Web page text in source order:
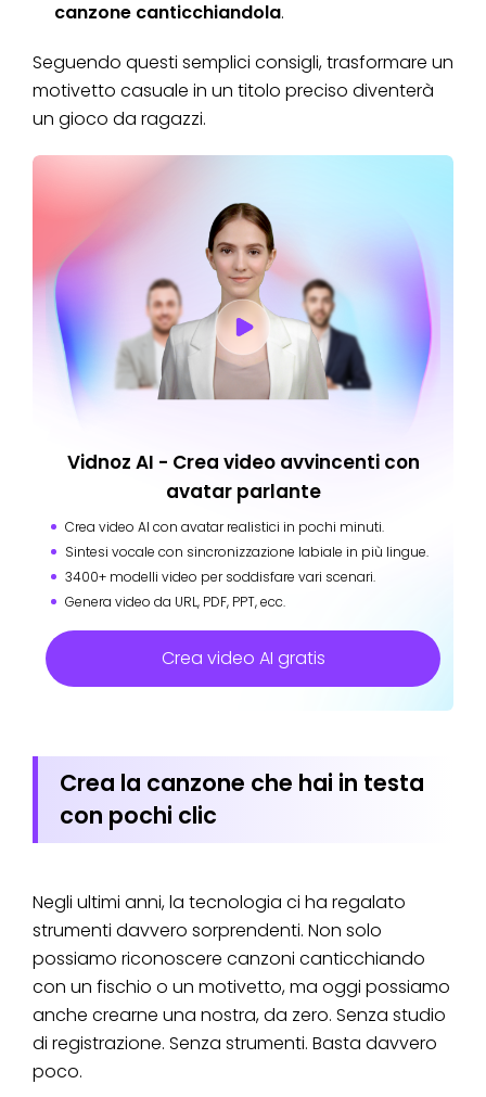
canzone canticchiandola.
Seguendo questi semplici consigli, trasformare un
motivetto casuale in un titolo preciso diventerà
un gioco da ragazzi.
Vidnoz AI - Crea video avvincenti con
avatar parlante
Crea video AI con avatar realistici in pochi minuti.
Sintesi vocale con sincronizzazione labiale in più lingue.
3400+ modelli video per soddisfare vari scenari.
Genera video da URL, PDF, PPT, ecc.
Crea video AI gratis
Crea la canzone che hai in testa
con pochi clic
Negli ultimi anni, la tecnologia ci ha regalato
strumenti davvero sorprendenti. Non solo
possiamo riconoscere canzoni canticchiando
con un fischio o un motivetto, ma oggi possiamo
anche crearne una nostra, da zero. Senza studio
di registrazione. Senza strumenti. Basta davvero
poco.